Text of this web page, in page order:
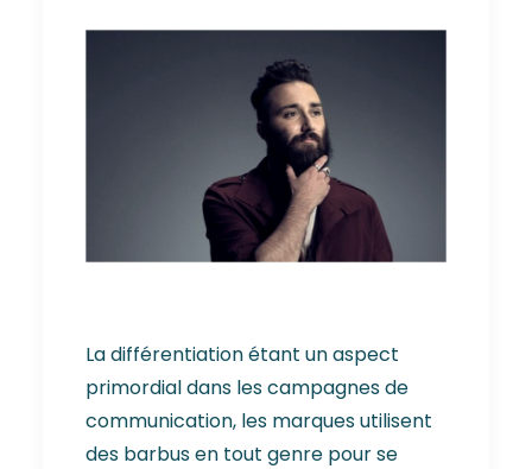
La différentiation étant un aspect
primordial dans les campagnes de
communication, les marques utilisent
des barbus en tout genre pour se